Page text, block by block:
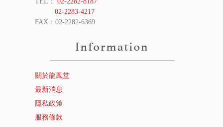
02-2283-4217
FAX：02-2282-6369
關於龍鳳堂
最新消息
隱私政策
服務條款